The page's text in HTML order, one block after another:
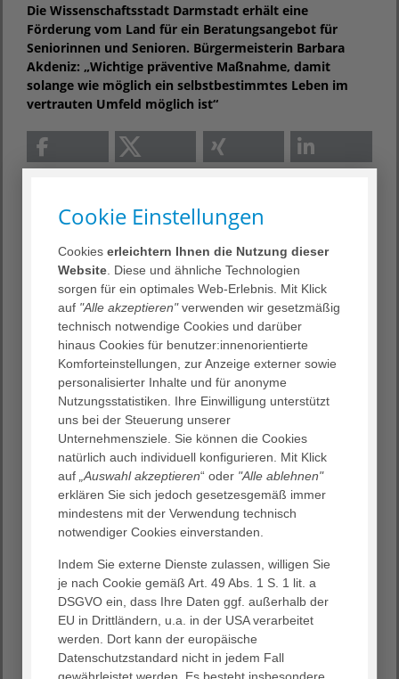
Die Wissenschaftsstadt Darmstadt erhält eine
Förderung vom Land für ein Beratungsangebot für
Seniorinnen und Senioren. Bürgermeisterin Barbara
Akdeniz: „Wichtige präventive Maßnahme, damit
solange wie möglich ein selbstbestimmtes Leben im
vertrauten Umfeld möglich ist“
Die Wissenschaftsstadt Darmstadt hat für die
wohnortnahe Unterstützung von älteren Menschen einen
Förderbescheid des Landes über 193.000 Euro für den
Einsatz von Gemeindepflegerinnen und
Gemeindepflegern erhalten. Nach dem großen Erfolg der
Gemeindepflegerinnen in Wixhausen, soll das Projekt
auch in anderen Stadtteilen umgesetzt werden.
„Es war uns von Anfang an klar, dass wir diese Chance
nicht nur für Wixhausen nutzen wollen“, teilt
Bürgermeisterin Barbara Akdeniz zufrieden mit. „Wir
haben mit Beginn dieses Projekts bereits geprüft, in
welchen Sozialräumen weitere Gemeindepflegerinnen
und Gemeindepfleger notwendig sind und wo es nach
unseren Maßstäben einfach noch mehr Angebote für
Ältere in Darmstadt braucht, soziale Kümmerinnen und
Kümmerer, die besonders in Coronazeiten, die Ängste
und Nöte der Menschen genauer in den Blick nehmen.“
Die meisten älteren Menschen haben den Wunsch, auch
bei gesundheitlichen Einschränkungen für sich selbst
sorgen oder zumindest weiter zuhause leben zu können.
Die Gemeindepflegerin oder der Gemeindepfleger
beraten und vermitteln in gesundheitsfördernde
Angebote, Angebote der Teilhabe oder andere geeignete
Cookie Einstellungen
Cookieserleichtern Ihnen die Nutzung dieser
Website . Diese und ähnliche Technologien
sorgen für ein optimales Web-Erlebnis. Mit Klick
auf "Alle akzeptieren"verwenden wir gesetzmäßig
technisch notwendige Cookies und darüber
hinaus Cookies für benutzer:innenorientierte
Komforteinstellungen, zur Anzeige externer sowie
personalisierter Inhalte und für anonyme
Nutzungsstatistiken. Ihre Einwilligung unterstützt
uns bei der Steuerung unserer
Unternehmensziele. Sie können die Cookies
natürlich auch individuell konfigurieren. Mit Klick
auf „Auswahl akzeptieren“ oder "Alle ablehnen"
erklären Sie sich jedoch gesetzesgemäß immer
mindestens mit der Verwendung technisch
notwendiger Cookies einverstanden.
Indem Sie externe Dienste zulassen, willigen Sie
je nach Cookie gemäß Art. 49 Abs. 1 S. 1 lit. a
DSGVO ein, dass Ihre Daten ggf. außerhalb der
EU in Drittländern, u.a. in der USA verarbeitet
werden. Dort kann der europäische
Datenschutzstandard nicht in jedem Fall